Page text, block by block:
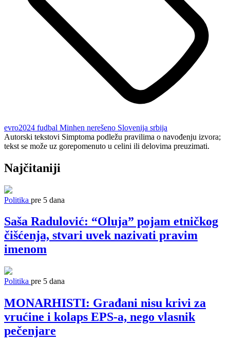
evro2024 fudbal Minhen nerešeno Slovenija srbija
Autorski tekstovi Simptoma podležu pravilima o navođenju izvora;
tekst se može uz gorepomenuto u celini ili delovima preuzimati.
Najčitaniji
Politika pre 5 dana
Saša Radulović: “Oluja” pojam etničkog
čišćenja, stvari uvek nazivati pravim
imenom
Politika pre 5 dana
MONARHISTI: Građani nisu krivi za
vrućine i kolaps EPS-a, nego vlasnik
pečenjare